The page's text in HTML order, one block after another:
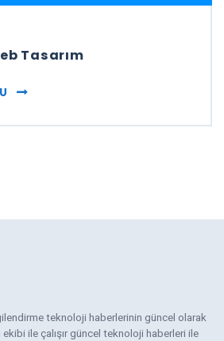
Tasarım
GÜNGÖREN WEB TASARIM
teknoloji haberlerinin güncel olarak
ekibi ile çalışır güncel teknoloji haberleri ile